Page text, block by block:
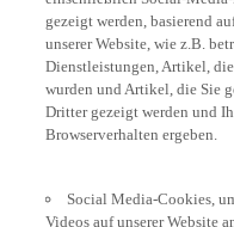
gezeigt werden, basierend
unserer Website, wie z.B.
Dienstleistungen, Artikel,
wurden und Artikel, die Sie
Dritter gezeigt werden und
Browserverhalten ergeben.
Social Media-Cookies,
Videos auf unserer Website